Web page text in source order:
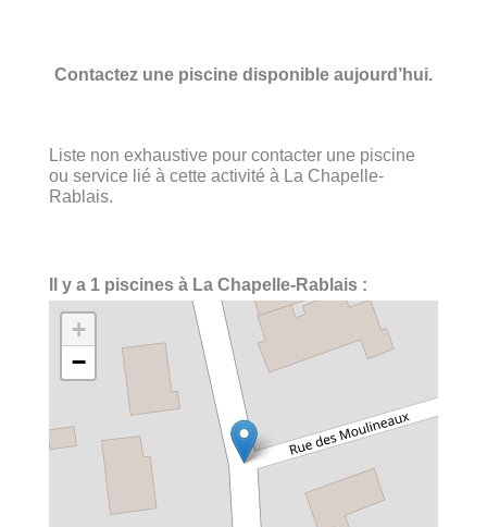
Contactez une piscine disponible aujourd’hui.
Liste non exhaustive pour contacter une piscine
ou service lié à cette activité à La Chapelle-
Rablais.
Il y a 1 piscines à La Chapelle-Rablais :
+
−